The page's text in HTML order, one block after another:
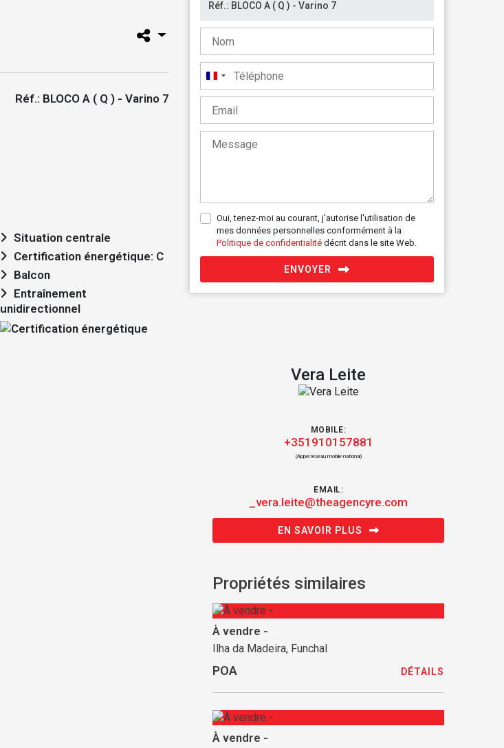
Réf.: BLOCO A ( Q ) - Varino 7
Situation centrale
Certification énergétique: C
Balcon
unidirectionnel
France
+33
Oui, tenez-moi au courant, j'autorise l'utilisation de
mes données personnelles conformément à la
Politique de confidentialité décrit dans le site Web.
ENVOYER
Vera Leite
MOBILE:
+351910157881
(Appel réseau mobile national)
EMAIL:
_vera.leite@theagencyre.com
EN SAVOIR PLUS
Propriétés similaires
À vendre -
Ilha da Madeira, Funchal
POA DÉTAILS
À vendre -